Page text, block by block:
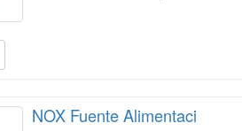
NOX Fuente Alimentaci